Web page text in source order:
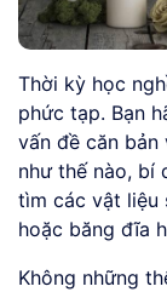
Thời kỳ học
phức tạp. Bạn
vấn đề căn bản
như thế nào, bí
tìm các vật liệu
hoặc băng đĩa
Không những